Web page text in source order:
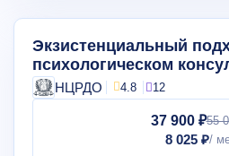
Экзистенциальный
психологическом
НЦРДО 4.8 12
37 900 ₽55
8 025 ₽